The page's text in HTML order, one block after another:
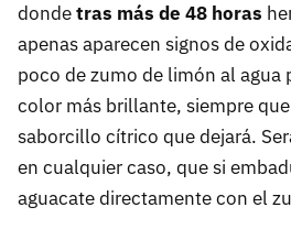
dondetras más de 48 horas
apenas aparecen signos de
poco de zumo de limón al agua
color más brillante, siempre
saborcillo cítrico que dejará.
en cualquier caso, que si
aguacate directamente con el